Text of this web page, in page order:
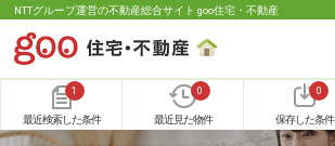
NTTグループ運営の不動産総合サイト goo住宅・不動産
1
最近検索した条件
0
最近見た物件
0
保存した条件